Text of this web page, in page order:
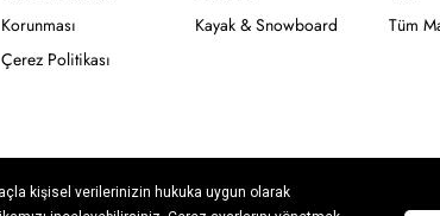
Korunması
Çerez Politikası
Kayak & Snowboard
Tüm